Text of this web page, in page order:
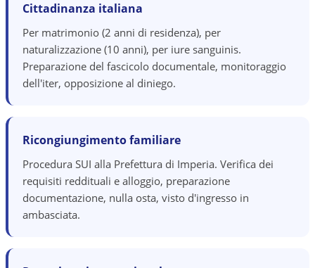
Cittadinanza italiana
Per matrimonio (2 anni di residenza), per
naturalizzazione (10 anni), per iure sanguinis.
Preparazione del fascicolo documentale, monitoraggio
dell'iter, opposizione al diniego.
Ricongiungimento familiare
Procedura SUI alla Prefettura di Imperia. Verifica dei
requisiti reddituali e alloggio, preparazione
documentazione, nulla osta, visto d'ingresso in
ambasciata.